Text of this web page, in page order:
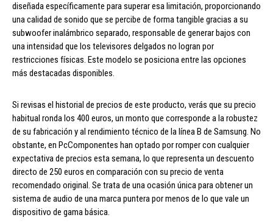
diseñada específicamente para superar esa limitación, proporcionando
una calidad de sonido que se percibe de forma tangible gracias a su
subwoofer inalámbrico separado, responsable de generar bajos con
una intensidad que los televisores delgados no logran por
restricciones físicas. Este modelo se posiciona entre las opciones
más destacadas disponibles.
Si revisas el historial de precios de este producto, verás que su precio
habitual ronda los 400 euros, un monto que corresponde a la robustez
de su fabricación y al rendimiento técnico de la línea B de Samsung. No
obstante, en PcComponentes han optado por romper con cualquier
expectativa de precios esta semana, lo que representa un descuento
directo de 250 euros en comparación con su precio de venta
recomendado original. Se trata de una ocasión única para obtener un
sistema de audio de una marca puntera por menos de lo que vale un
dispositivo de gama básica.